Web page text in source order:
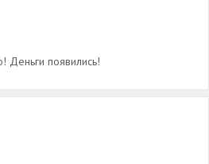
Деньги появились!